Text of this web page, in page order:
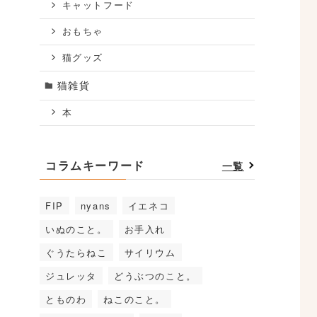
キャットフード
おもちゃ
猫グッズ
猫雑貨
本
コラムキーワード 一覧
FIP nyans
イエネコ
いぬのこと。
お手入れ
ぐうたらねこ
サイリウム
ジュレッタ
どうぶつのこと。
とものわ
ねこのこと。